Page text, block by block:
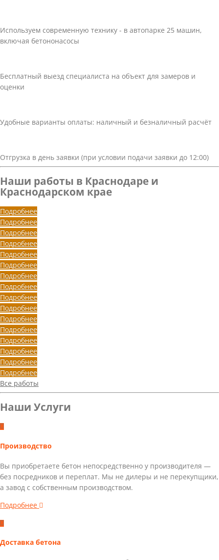
Используем современную технику - в автопарке 25 машин,
включая бетононасосы
Бесплатный выезд специалиста на объект для замеров и
оценки
Удобные варианты оплаты: наличный и безналичный расчёт
Отгрузка в день заявки (при условии подачи заявки до 12:00)
Наши работы в Краснодаре и
Краснодарском крае
Подробнее
Подробнее
Подробнее
Подробнее
Подробнее
Подробнее
Подробнее
Подробнее
Подробнее
Подробнее
Подробнее
Подробнее
Подробнее
Подробнее
Подробнее
Подробнее
Все работы
Наши Услуги
Производство
Вы приобретаете бетон непосредственно у производителя —
без посредников и переплат. Мы не дилеры и не перекупщики,
а завод с собственным производством.
Подробнее
Доставка бетона